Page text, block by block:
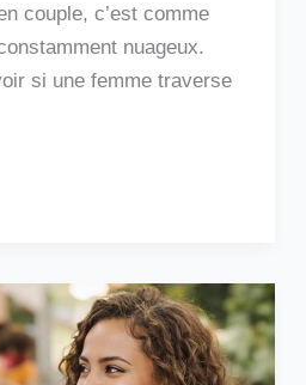
couple, c’est comme
nuageux.
si une femme traverse